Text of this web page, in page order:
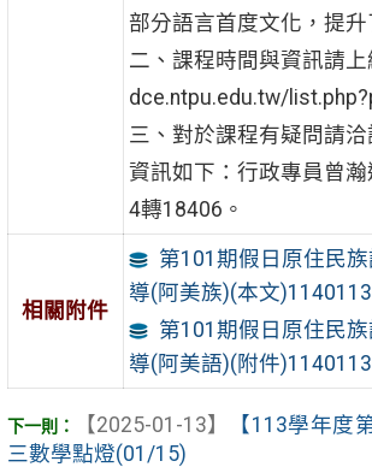
部分語言首度文化，提升
二、課程時間與資訊請
dce.ntpu.edu.tw/
三、對於課程有疑問請
資訊如下：行政專員曾
4轉18406。
相關附件
第101期假日原住民
導(阿美族)(本文)1140113
第101期假日原住民
導(阿美語)(附件)1140113
【2025-01-13】
【113學年度
三數學點燈(01/15)